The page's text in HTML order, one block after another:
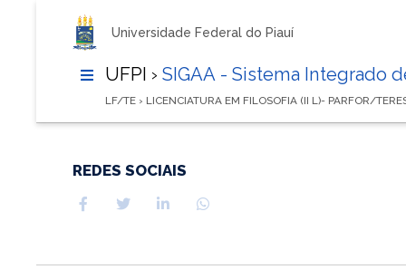
Universidade Federal do Piauí
UFPI › SIGAA - Sistema Integrado
LF/TE › LICENCIATURA EM FILOSOFIA (II L)- PARFOR/
REDES SOCIAIS